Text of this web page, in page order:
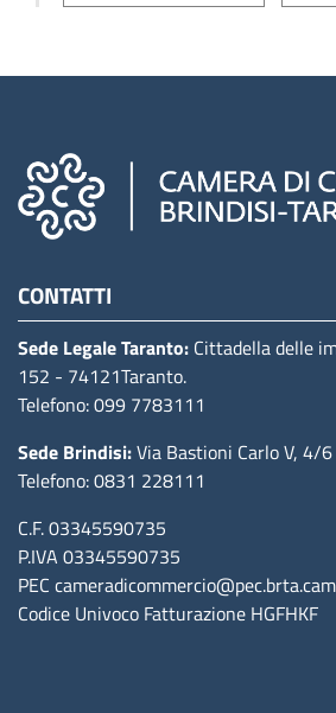
CONTATTI
Sede Legale Taranto: Cittadella delle
152 - 74121Taranto.
Telefono: 099 7783111
Sede Brindisi:Via Bastioni Carlo V, 4/6
Telefono: 0831 228111
C.F. 03345590735
P.IVA 03345590735
PEC
Codice Univoco Fatturazione HGFHKF